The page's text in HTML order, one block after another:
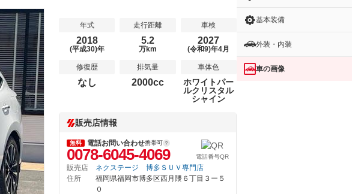
年式
2018
(平成30)年
走行距離
5.2
万km
車検
2027
(令和9)年4月
修復歴
なし
排気量
2000cc
車体色
ホワイトパー
ルクリスタル
シャイン
販売店情報
無料 電話お問い合わせ携帯可
0078-6045-4069 電話番号QR
販売店
ネクステージ 博多ＳＵＶ専門店
住所
福岡県福岡市博多区西月隈６丁目３ー５
０
基本装備
外装・内装
車の画像